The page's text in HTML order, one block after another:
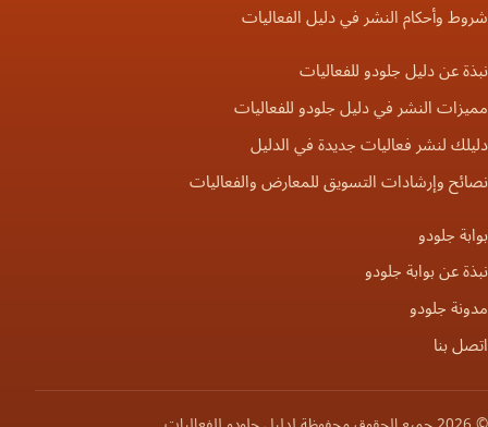
شروط وأحكام النشر في دليل الفعاليات
نبذة عن دليل جلودو للفعاليات
مميزات النشر في دليل جلودو للفعاليات
دليلك لنشر فعاليات جديدة في الدليل
نصائح وإرشادات التسويق للمعارض والفعاليات
بوابة جلودو
نبذة عن بوابة جلودو
مدونة جلودو
اتصل بنا